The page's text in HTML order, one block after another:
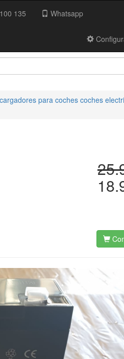
135 Whatsapp
para coches coches